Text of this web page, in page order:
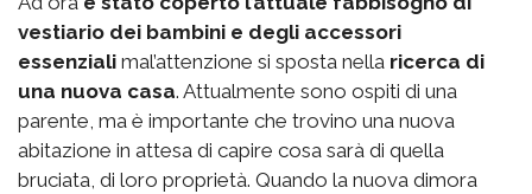
vestiario dei bambini e degli accessori
essenziali mal’attenzione si sposta nella ricerca di
una nuova casa. Attualmente sono ospiti di una
parente, ma è importante che trovino una nuova
abitazione in attesa di capire cosa sarà di quella
bruciata, di loro proprietà. Quando la nuova dimora